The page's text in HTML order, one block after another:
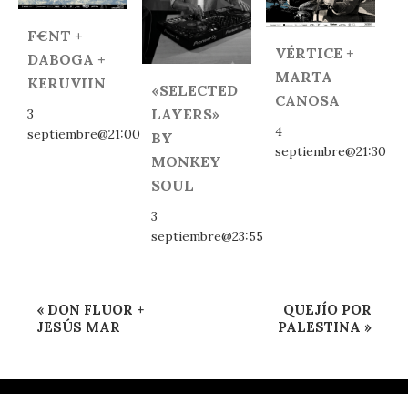
F€NT +
DABOGA +
KERUVIIN
3
septiembre@21:00
«SELECTED
LAYERS»
BY
MONKEY
SOUL
3
septiembre@23:55
VÉRTICE +
MARTA
CANOSA
4
septiembre@21:30
Navegación
del
« DON FLUOR +
JESÚS MAR
QUEJÍO POR
PALESTINA »